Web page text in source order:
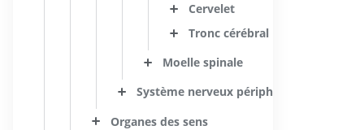
Cervelet
Tronc cérébral
Moelle spinale
Système nerveux périphérique
Organes des sens